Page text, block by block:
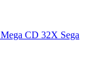
Mega CD 32X Sega